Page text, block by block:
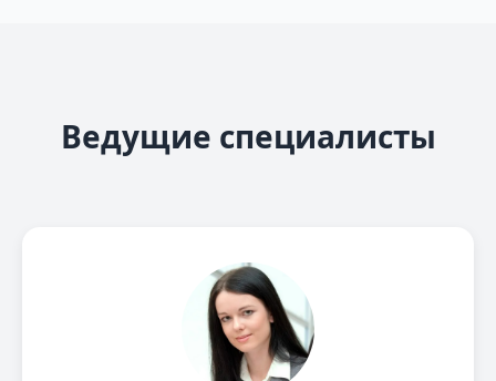
Ведущие специалисты